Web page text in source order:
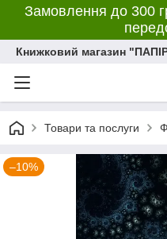
Замовлення до 300
Книжковий магазин
Товари та послуги
–10%